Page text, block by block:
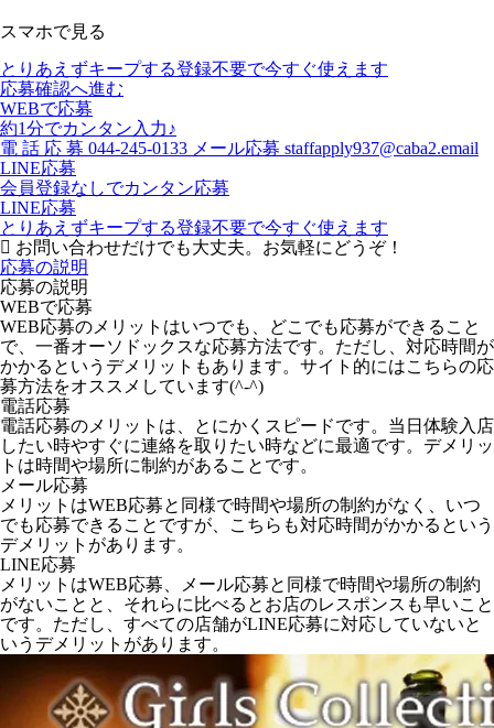
スマホで見る
とりあえずキープする登録不要で今すぐ使えます
応募確認へ進む
WEBで応募
約1分でカンタン入力♪
電 話 応 募 044-245-0133 メール応募 staffapply937@caba2.email
LINE応募
会員登録なしでカンタン応募
LINE応募
とりあえずキープする登録不要で今すぐ使えます
お問い合わせだけでも大丈夫。お気軽にどうぞ！
応募の説明
応募の説明
WEBで応募
WEB応募のメリットはいつでも、どこでも応募ができること
で、一番オーソドックスな応募方法です。ただし、対応時間が
かかるというデメリットもあります。サイト的にはこちらの応
募方法をオススメしています(^-^)
電話応募
電話応募のメリットは、とにかくスピードです。当日体験入店
したい時やすぐに連絡を取りたい時などに最適です。デメリッ
トは時間や場所に制約があることです。
メール応募
メリットはWEB応募と同様で時間や場所の制約がなく、いつ
でも応募できることですが、こちらも対応時間がかかるという
デメリットがあります。
LINE応募
メリットはWEB応募、メール応募と同様で時間や場所の制約
がないことと、それらに比べるとお店のレスポンスも早いこと
です。ただし、すべての店舗がLINE応募に対応していないと
いうデメリットがあります。